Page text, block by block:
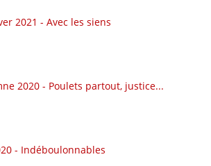
2021 - Avec les siens
2020 - Poulets partout, justice...
- Indéboulonnables